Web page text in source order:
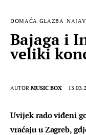
DOMAĆA GLAZBA
Bajaga i
veliki
AUTOR MUSIC BOX
Uvijek rado viđeni
vraćaju u Zagreb,